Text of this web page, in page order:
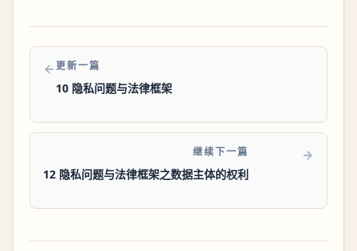
更新一篇
10 隐私问题与法律框架
继续下一篇
12 隐私问题与法律框架之数据主体的权利